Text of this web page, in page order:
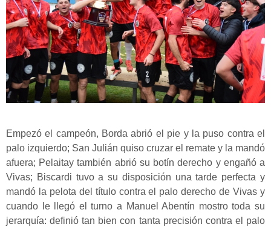
Empezó el campeón, Borda abrió el pie y la puso contra el
palo izquierdo; San Julián quiso cruzar el remate y la mandó
afuera; Pelaitay también abrió su botín derecho y engañó a
Vivas; Biscardi tuvo a su disposición una tarde perfecta y
mandó la pelota del título contra el palo derecho de Vivas y
cuando le llegó el turno a Manuel Abentín mostro toda su
jerarquía: definió tan bien con tanta precisión contra el palo